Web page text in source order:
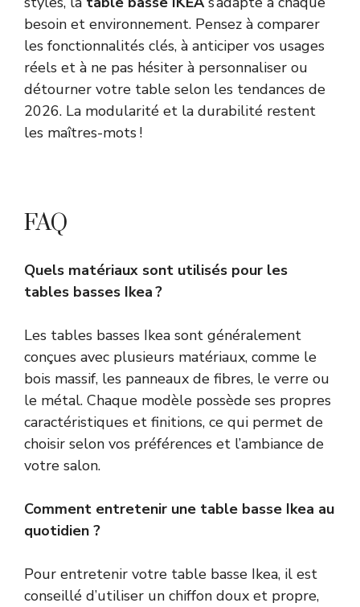
besoin et environnement. Pensez à comparer
les fonctionnalités clés, à anticiper vos usages
réels et à ne pas hésiter à personnaliser ou
détourner votre table selon les tendances de
2026. La modularité et la durabilité restent
les maîtres-mots !
FAQ
Quels matériaux sont utilisés pour les
tables basses Ikea ?
Les tables basses Ikea sont généralement
conçues avec plusieurs matériaux, comme le
bois massif, les panneaux de fibres, le verre ou
le métal. Chaque modèle possède ses propres
caractéristiques et finitions, ce qui permet de
choisir selon vos préférences et l’ambiance de
votre salon.
Comment entretenir une table basse Ikea au
quotidien ?
Pour entretenir votre table basse Ikea, il est
conseillé d’utiliser un chiffon doux et propre,